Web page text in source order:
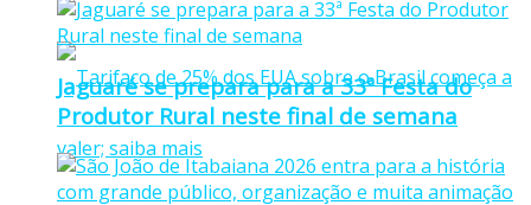
Jaguaré se prepara para a 33ª Festa do
Produtor Rural neste final de semana